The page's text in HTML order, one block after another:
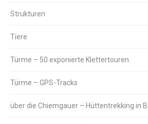
Strukturen
Tiere
Türme – 50 exponierte Klettertouren
Türme – GPS-Tracks
über die Chiemgauer – Hüttentrekking in